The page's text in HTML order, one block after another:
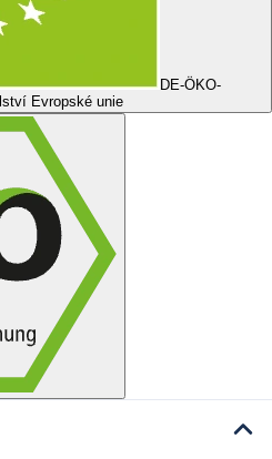
DE-ÖKO-
Evropské unie